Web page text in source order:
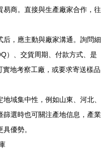
易商。直接與生產廠家合作，往
后，應主動與廠家溝通。詢問細
）、交貨周期、付款方式、是
地考察工廠，或要求寄送樣品
地域集中性，例如山東、河北、
選時也可關注產地信息，產業
優勢。